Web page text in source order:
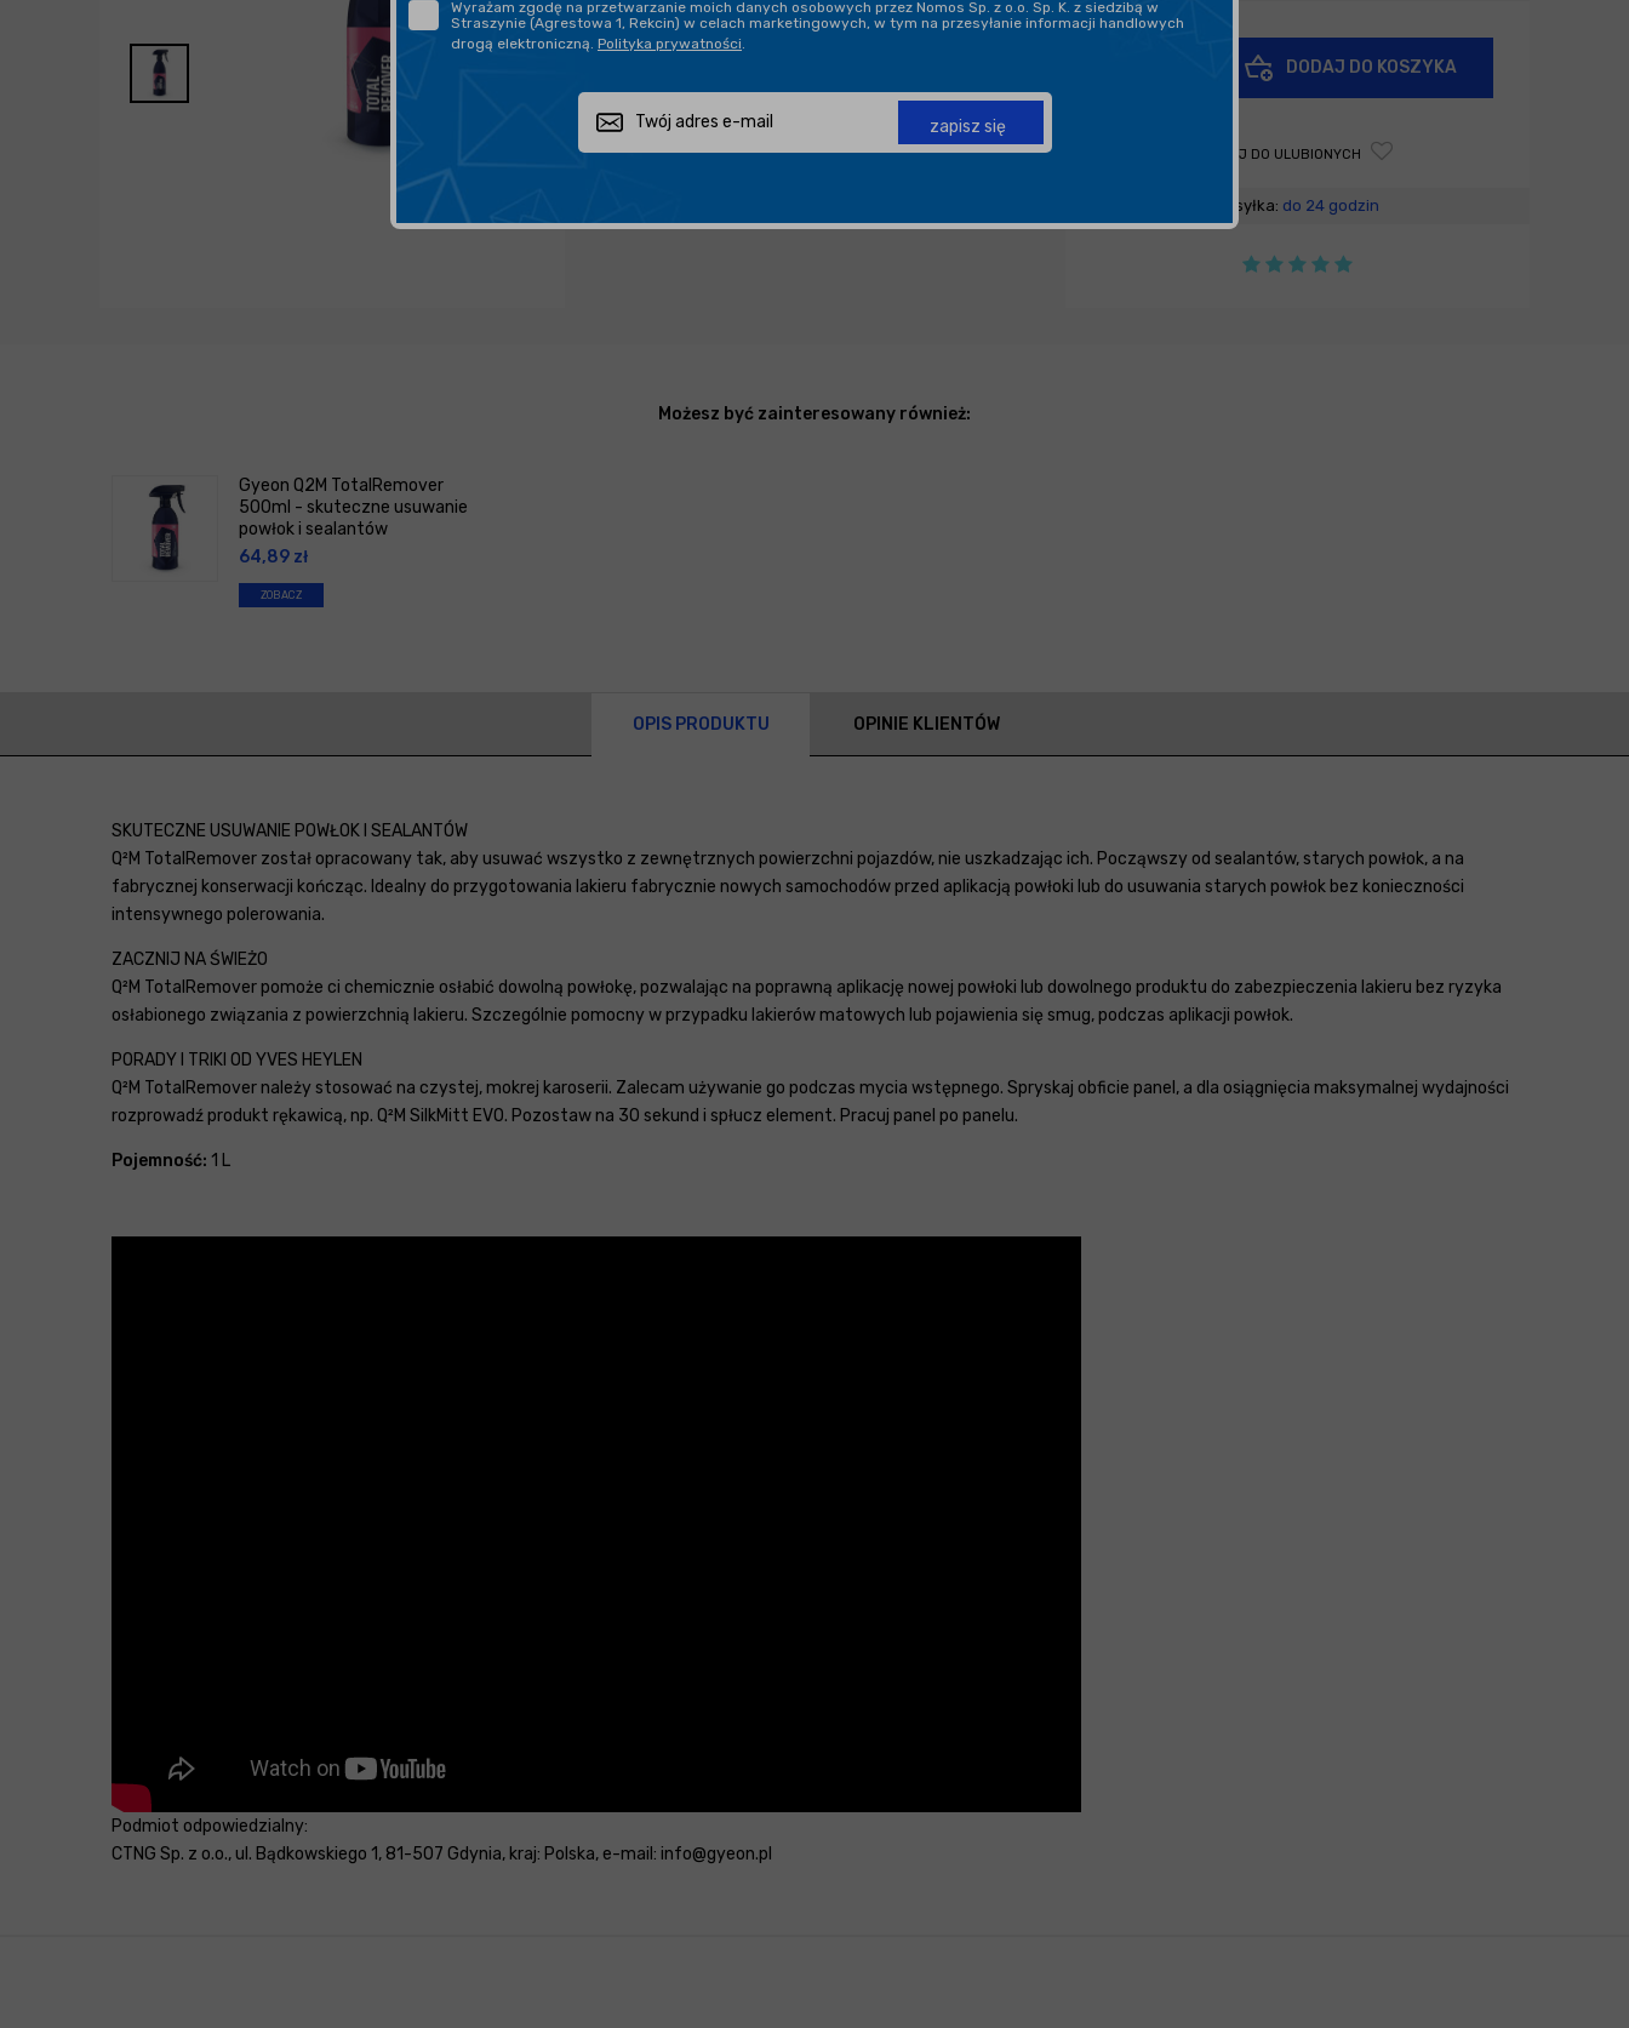
Zapytaj o produkt
DODAJ DO KOSZYKA
DODAJ DO ULUBIONYCH
Wysyłka: do 24 godzin
Możesz być zainteresowany również:
Gyeon Q2M TotalRemover
500ml - skuteczne usuwanie
powłok i sealantów
64,89 zł
ZOBACZ
OPIS PRODUKTU OPINIE KLIENTÓW
SKUTECZNE USUWANIE POWŁOK I SEALANTÓW
Q²M TotalRemover został opracowany tak, aby usuwać wszystko z zewnętrznych powierzchni pojazdów, nie uszkadzając ich. Począwszy od sealantów, starych powłok, a na
fabrycznej konserwacji kończąc. Idealny do przygotowania lakieru fabrycznie nowych samochodów przed aplikacją powłoki lub do usuwania starych powłok bez konieczności
intensywnego polerowania.
ZACZNIJ NA ŚWIEŻO
Q²M TotalRemover pomoże ci chemicznie osłabić dowolną powłokę, pozwalając na poprawną aplikację nowej powłoki lub dowolnego produktu do zabezpieczenia lakieru bez ryzyka
osłabionego związania z powierzchnią lakieru. Szczególnie pomocny w przypadku lakierów matowych lub pojawienia się smug, podczas aplikacji powłok.
PORADY I TRIKI OD YVES HEYLEN
Q²M TotalRemover należy stosować na czystej, mokrej karoserii. Zalecam używanie go podczas mycia wstępnego. Spryskaj obficie panel, a dla osiągnięcia maksymalnej wydajności
rozprowadź produkt rękawicą, np. Q²M SilkMitt EVO. Pozostaw na 30 sekund i spłucz element. Pracuj panel po panelu.
Pojemność: 1 L
Podmiot odpowiedzialny:
CTNG Sp. z o.o., ul. Bądkowskiego 1, 81-507 Gdynia, kraj: Polska, e-mail: info@gyeon.pl
Wyrażam zgodę na przetwarzanie moich danych osobowych przez Nomos Sp. z o.o. Sp. K. z siedzibą w
Straszynie (Agrestowa 1, Rekcin) w celach marketingowych, w tym na przesyłanie informacji handlowych
drogą elektroniczną. Polityka prywatności
zapisz się